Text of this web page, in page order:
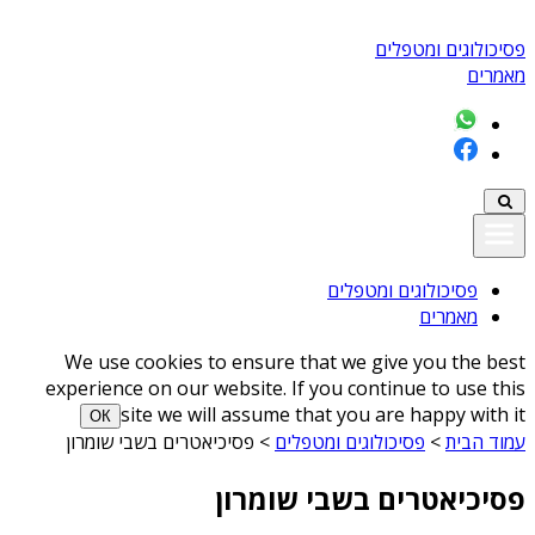
פסיכולוגים ומטפלים
מאמרים
פסיכולוגים ומטפלים
מאמרים
We use cookies to ensure that we give you the best
experience on our website. If you continue to use this
site we will assume that you are happy with it
ОК
עמוד הבית> פסיכולוגים ומטפלים > פסיכיאטרים בשבי שומרון
פסיכיאטרים בשבי שומרון